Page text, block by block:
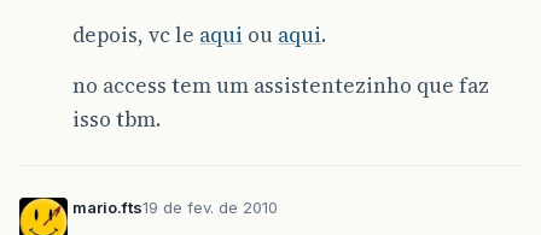
depois, vc le aqui ou aqui.
no access tem um assistentezinho que faz
isso tbm.
mario.fts19 de fev. de 2010